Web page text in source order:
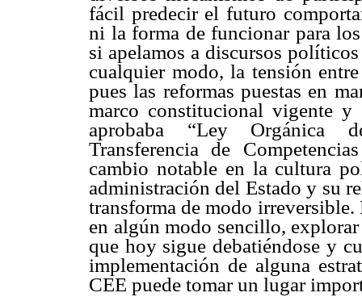
fácil predecir el futuro
ni la forma de funcionar para
si apelamos a discursos
cualquier modo, la tensión
pues las reformas puestas en
marco constitucional vigente y
aprobaba “Ley Orgánica
Transferencia de
cambio notable en la cultura
administración del Estado y su
transforma de modo irreversible.
en algún modo sencillo,
que hoy sigue debatiéndose y
implementación de alguna
CEE puede tomar un lugar